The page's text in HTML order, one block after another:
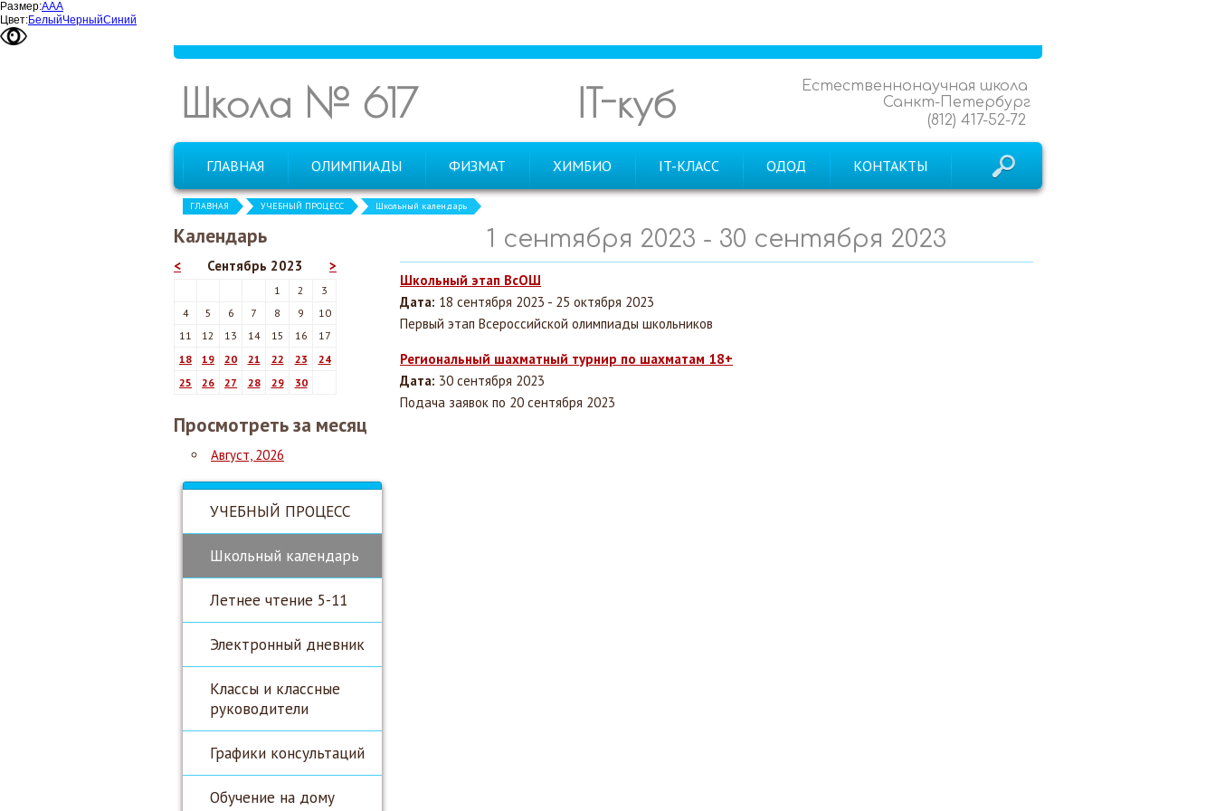
Размер:ААА
Цвет:БелыйЧерныйСиний
Школа № 617
Естественнонаучная школа
Санкт-Петербург
(812) 417-52-72
IT-куб
ГЛАВНАЯ ОЛИМПИАДЫ ФИЗМАТ ХИМБИО IT-КЛАСС ОДОД КОНТАКТЫ
ГЛАВНАЯ УЧЕБНЫЙ ПРОЦЕСС Школьный календарь
Календарь
< >
Сентябрь 2023
1 2
3
4
5 6 7 8 9
10
11
12 13 14 15 16
17
18
19 20 21 22 23
24
25
26 27 28 29 30
Просмотреть за месяц
Август, 2026
УЧЕБНЫЙ ПРОЦЕСС
Школьный календарь
Летнее чтение 5-11
Электронный дневник
Классы и классные
руководители
Графики консультаций
Обучение на дому
1 сентября 2023 - 30 сентября 2023
Школьный этап ВсОШ
Дата: 18 сентября 2023 - 25 октября 2023
Первый этап Всероссийской олимпиады школьников
Региональный шахматный турнир по шахматам 18+
Дата: 30 сентября 2023
Подача заявок по 20 сентября 2023